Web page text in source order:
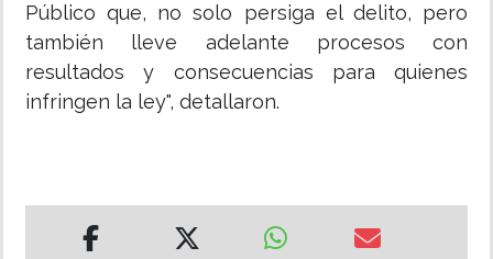
Público que, no solo persiga el delito, pero
también lleve adelante procesos con
resultados y consecuencias para quienes
infringen la ley", detallaron.